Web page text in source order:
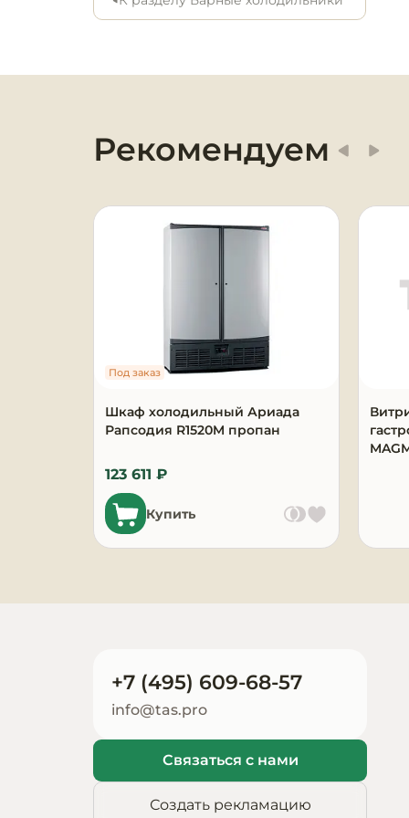
Оснащение гостиниц и
Запчасти для
цветовое исполнение – черное, белое,
Рекомендуем
Шкаф холодильный Ариада
Рапсодия R1520M пропан
Под заказ
123 611 ₽
Купить
+7 (495) 609-68-57
info@tas.pro
Связаться с нами
Создать рекламацию